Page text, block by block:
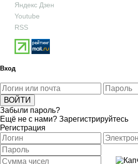
Яндекс Дзен
Youtube
RSS
Вход
Забыли пароль?
Ещё не с нами? Зарегистрируйтесь
Регистрация